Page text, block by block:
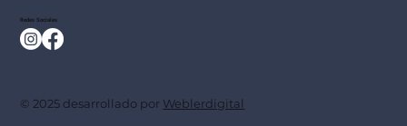
Redes Sociales
© 2025 desarrollado por Weblerdigital